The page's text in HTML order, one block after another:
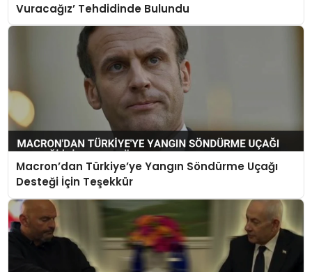
Vuracağız’ Tehdidinde Bulundu
Macron’dan Türkiye’ye Yangın Söndürme Uçağı
Desteği İçin Teşekkür